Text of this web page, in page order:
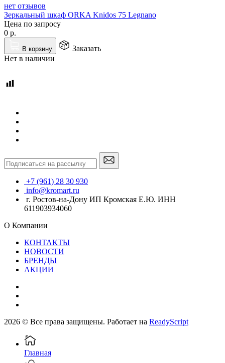
нет отзывов
Зеркальный шкаф ORKA Knidos 75 Legnano
Цена по запросу
0 р.
В корзину
Заказать
Нет в наличии
+7 (961) 28 30 930
info@kromart.ru
г. Ростов-на-Дону ИП Кромская Е.Ю. ИНН
611903934060
О Компании
КОНТАКТЫ
НОВОСТИ
БРЕНДЫ
АКЦИИ
2026 © Все права защищены. Работает на ReadyScript
Главная